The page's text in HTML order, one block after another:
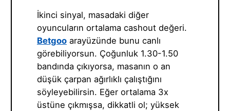
İkinci sinyal, masadaki diğer
oyuncuların ortalama cashout değeri.
Betgooarayüzünde bunu canlı
görebiliyorsun. Çoğunluk 1.30-1.50
bandında çıkıyorsa, masanın o an
düşük çarpan ağırlıklı çalıştığını
söyleyebilirsin. Eğer ortalama 3x
üstüne çıkmışsa, dikkatli ol; yüksek